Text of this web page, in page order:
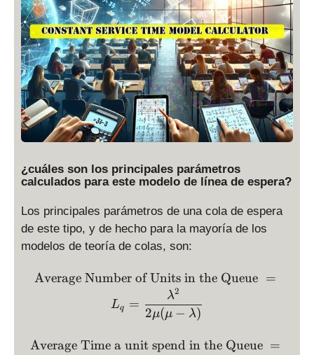
¿cuáles son los principales parámetros
calculados para este modelo de línea de espera?
Los principales parámetros de una cola de espera
de este tipo, y de hecho para la mayoría de los
modelos de teoría de colas, son:
\text{Average Number
Average Number of Units in the Queue =
Lq =
2μ(μ − λ)
λ2
\text{Average Time a
Average Time a unit spend in the Queue =